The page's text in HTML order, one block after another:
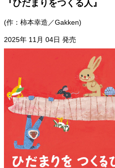
『ひだまりをつくる人』
(作：柿本幸造／Gakken)
2025年 11月 04日 発売